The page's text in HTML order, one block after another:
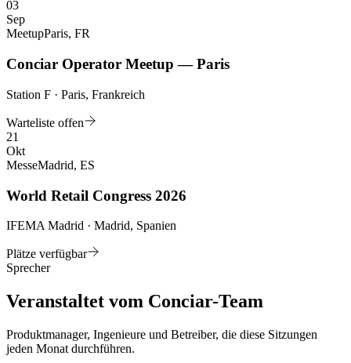
03
Sep
MeetupParis, FR
Conciar Operator Meetup — Paris
Station F · Paris, Frankreich
Warteliste offen
21
Okt
MesseMadrid, ES
World Retail Congress 2026
IFEMA Madrid · Madrid, Spanien
Plätze verfügbar
Sprecher
Veranstaltet vom Conciar-Team
Produktmanager, Ingenieure und Betreiber, die diese Sitzungen
jeden Monat durchführen.